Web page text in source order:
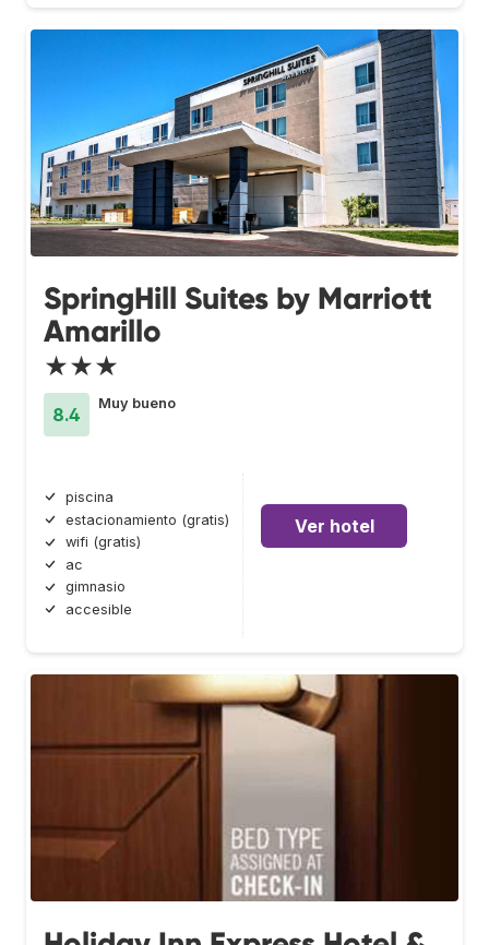
SpringHill Suites by Marriott
Amarillo
★★★
8.4
Muy bueno
piscina
estacionamiento (gratis)
wifi (gratis)
ac
gimnasio
accesible
Ver hotel